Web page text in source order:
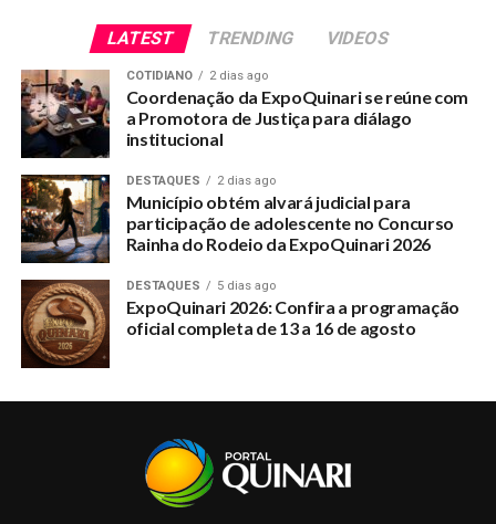
LATEST TRENDING VIDEOS
COTIDIANO 2 dias ago
Coordenação da ExpoQuinari se reúne com
a Promotora de Justiça para diálago
institucional
DESTAQUES 2 dias ago
Município obtém alvará judicial para
participação de adolescente no Concurso
Rainha do Rodeio da ExpoQuinari 2026
DESTAQUES 5 dias ago
ExpoQuinari 2026: Confira a programação
oficial completa de 13 a 16 de agosto